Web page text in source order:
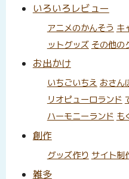
いろいろレビュー
アニメのかんそう キ
ットグッズ その他の
お出かけ
いちごいちえ おさん
リオピューロランド
ハーモニーランド も
創作
グッズ作り サイト制
雑多